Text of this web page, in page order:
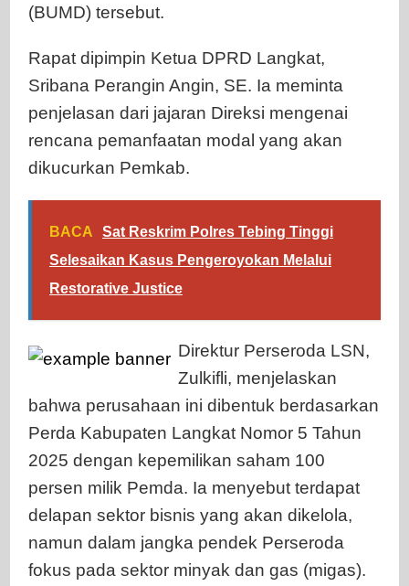
(BUMD) tersebut.
Rapat dipimpin Ketua DPRD Langkat,
Sribana Perangin Angin, SE. Ia meminta
penjelasan dari jajaran Direksi mengenai
rencana pemanfaatan modal yang akan
dikucurkan Pemkab.
BACA
Sat Reskrim Polres Tebing Tinggi
Selesaikan Kasus Pengeroyokan Melalui
Restorative Justice
Direktur Perseroda LSN,
Zulkifli, menjelaskan
bahwa perusahaan ini dibentuk berdasarkan
Perda Kabupaten Langkat Nomor 5 Tahun
2025 dengan kepemilikan saham 100
persen milik Pemda. Ia menyebut terdapat
delapan sektor bisnis yang akan dikelola,
namun dalam jangka pendek Perseroda
fokus pada sektor minyak dan gas (migas).